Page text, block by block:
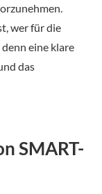
wer für die
eine klare
das
SMART-